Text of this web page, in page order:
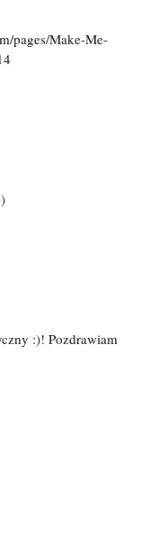
pages/Make-Me-
:)! Pozdrawiam